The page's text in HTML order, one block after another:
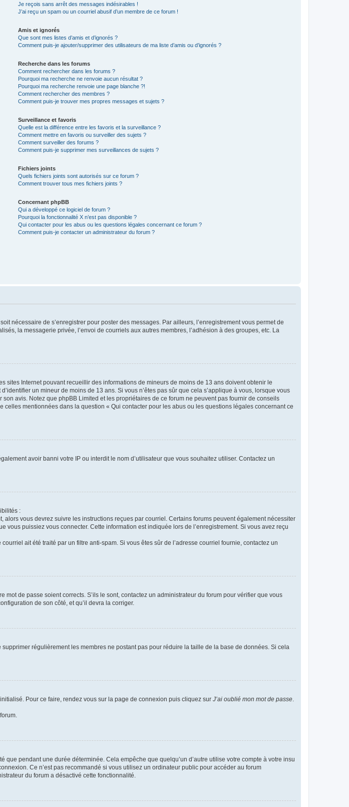
Je reçois sans arrêt des messages indésirables !
J’ai reçu un spam ou un courriel abusif d’un membre de ce forum !
Amis et ignorés
Que sont mes listes d’amis et d’ignorés ?
Comment puis-je ajouter/supprimer des utilisateurs de ma liste d’amis ou d’ignorés ?
Recherche dans les forums
Comment rechercher dans les forums ?
Pourquoi ma recherche ne renvoie aucun résultat ?
Pourquoi ma recherche renvoie une page blanche ?!
Comment rechercher des membres ?
Comment puis-je trouver mes propres messages et sujets ?
Surveillance et favoris
Quelle est la différence entre les favoris et la surveillance ?
Comment mettre en favoris ou surveiller des sujets ?
Comment surveiller des forums ?
Comment puis-je supprimer mes surveillances de sujets ?
Fichiers joints
Quels fichiers joints sont autorisés sur ce forum ?
Comment trouver tous mes fichiers joints ?
Concernant phpBB
Qui a développé ce logiciel de forum ?
Pourquoi la fonctionnalité X n’est pas disponible ?
Qui contacter pour les abus ou les questions légales concernant ce forum ?
Comment puis-je contacter un administrateur du forum ?
nécessaire de s’enregistrer pour poster des messages. Par ailleurs, l’enregistrement vous permet de
la messagerie privée, l’envoi de courriels aux autres membres, l’adhésion à des groupes, etc. La
sites Internet pouvant recueillir des informations de mineurs de moins de 13 ans doivent obtenir le
un mineur de moins de 13 ans. Si vous n’êtes pas sûr que cela s’applique à vous, lorsque vous
avis. Notez que phpBB Limited et les propriétaires de ce forum ne peuvent pas fournir de conseils
mentionnées dans la question « Qui contacter pour les abus ou les questions légales concernant ce
avoir banni votre IP ou interdit le nom d’utilisateur que vous souhaitez utiliser. Contactez un
:
vous devrez suivre les instructions reçues par courriel. Certains forums peuvent également nécessiter
puissiez vous connecter. Cette information est indiquée lors de l’enregistrement. Si vous avez reçu
ait été traité par un filtre anti-spam. Si vous êtes sûr de l’adresse courriel fournie, contactez un
de passe soient corrects. S’ils le sont, contactez un administrateur du forum pour vérifier que vous
de son côté, et qu’il devra la corriger.
régulièrement les membres ne postant pas pour réduire la taille de la base de données. Si cela
Pour ce faire, rendez vous sur la page de connexion puis cliquez sur J’ai oublié mon mot de passe
que pendant une durée déterminée. Cela empêche que quelqu’un d’autre utilise votre compte à votre insu
Ce n’est pas recommandé si vous utilisez un ordinateur public pour accéder au forum
du forum a désactivé cette fonctionnalité.